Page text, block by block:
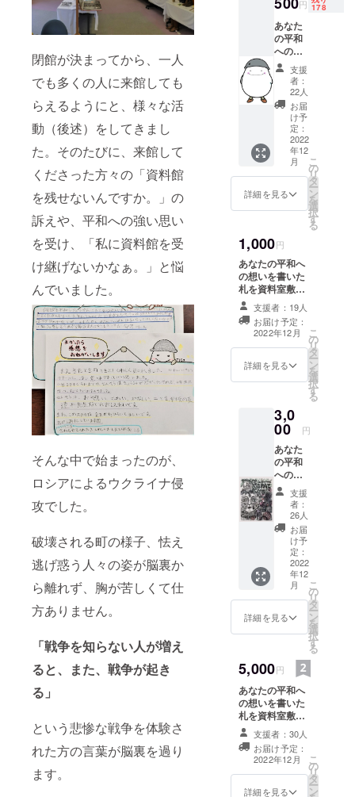
閉館が決まってから、一人
でも多くの人に来館しても
らえるようにと、様々な活
動（後述）をしてきまし
た。そのたびに、来館して
くださった方々の「資料館
を残せないんですか。」の
訴えや、平和への強い思い
を受け、「私に資料館を受
け継げないかなぁ。」と悩
んでいました。
そんな中で始まったのが、
ロシアによるウクライナ侵
攻でした。
破壊される町の様子、怯え
逃げ惑う人々の姿が脳裏か
ら離れず、胸が苦しくて仕
方ありません。
「戦争を知らない人が増え
ると、また、戦争が起き
る」
という悲惨な戦争を体験さ
れた方の言葉が脳裏を過り
ます。
い。」と、
展示を変え
たり、ホー
ムページを
立ち上げた
り、語り部
の会を開い
たり、学習
会を開いた
り、…次々
とやりたい
ことが浮か
何とか実現
させようと
がんばって
きました。
「やりた
い！」「し
よう！」の
「たいよ
う」の精神
太陽のよう
に明るく、
命の源にな
れたらな。
と思ってい
ます。今
は、「資料
館を残した
い。」「命
を感じる場
い。」その
円 178
あなた
の平和
への想
いを書
いた札
を資料
室敷地
内に設
置させ
ていた
だきま
す。 ※
ご希望
の記載
内容を
入くだ
間伐
材や剪
定枝を
利用す
る予
定。直
10cm以
下の輪
切りの
き付け
ようと
考えて
いま
す。
お名前
を含め
て20文
字くら
いでお
願いし
ます。
TICoの
絵が
入った
お届け
しま
２B １
本 ２
つデザ
インの
うち１
つ選ん
でくだ
さい。
支援
者：
22人
お届
け予
定：
2022
年12
月
詳細を見る
こ
の
リ
タ
ー
ン
を
選
択
す
る
1,000円
あなたの平和へ
の想いを書いた
札を資料室敷地
内に設置させて
いただきます。
※ご希望の記載内
容を備考欄へご
記入ください。
間伐材や剪定枝
切りのものに、
焼き付けようと
お名前を含め
て20文字くらい
でお願いしま
す。 キャラク
ターTICoの絵の
付いた付箋をお
届けします。 ※
付箋…６ｃｍ×２
ｃｍ ３０枚
支援者：19人
お届け予定：
2022年12月
詳細を見る
こ
の
リ
タ
ー
ン
を
選
択
す
る
3,0
00 円
あなた
の平和
への想
いを書
いた札
を資料
室敷地
内に設
置させ
ていた
だきま
す。 ※
ご希望
の記載
内容を
入くだ
さい。
間伐
材や剪
定枝を
利用す
る予
定。直
径約
10cm以
下の輪
支援
者：
26人
お届
け予
定：
2022
年12
月
詳細を見る
こ
の
リ
タ
ー
ン
を
選
択
す
る
5,000円
あなたの平和へ
の想いを書いた
札を資料室敷地
内に設置させて
いただきます。
※ご希望の記載内
容を備考欄へご
記入ください。
キャラクター
支援者：30人
お届け予定：
2022年12月
詳細を見る
こ
の
リ
タ
ー
ン